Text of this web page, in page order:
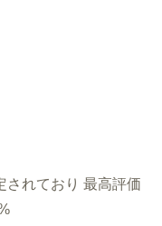
されており 最高評価